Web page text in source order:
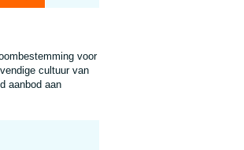
voor
cultuur van
aanbod aan